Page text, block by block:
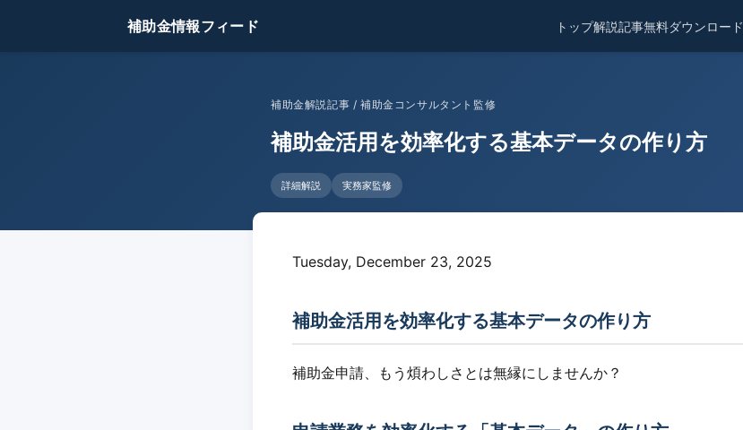
補助金情報フィード トップ解説記事無料ダウンロード
補助金解説記事 / 補助金コンサルタント監修
補助金活用を効率化する基本データの作り方
詳細解説 実務家監修
Tuesday, December 23, 2025
補助金活用を効率化する基本データの作り方
補助金申請、もう煩わしさとは無縁にしませんか？